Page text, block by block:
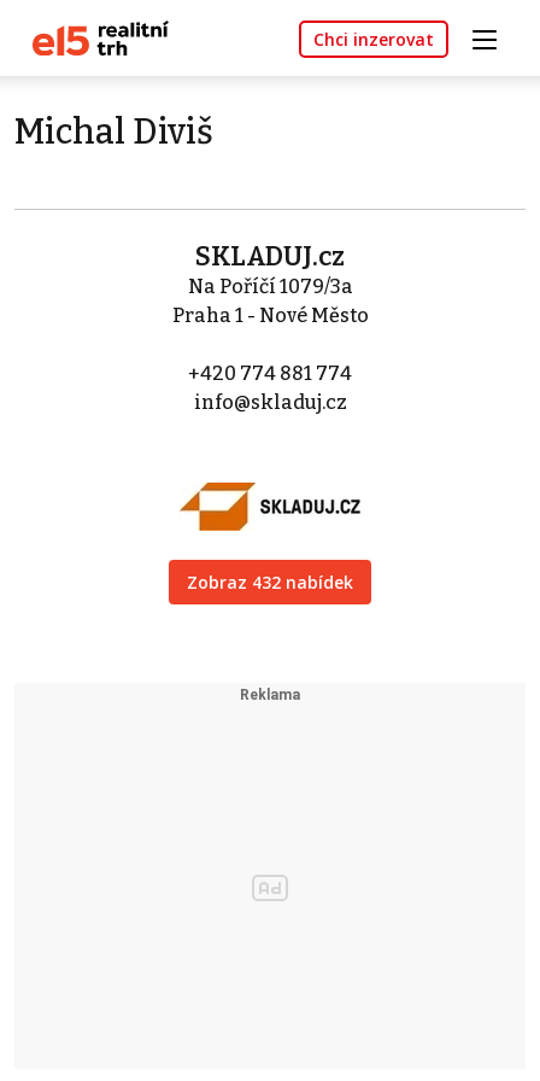
Chci inzerovat
Michal Diviš
SKLADUJ.cz
Na Poříčí 1079/3a
Praha 1 - Nové Město
+420 774 881 774
info@skladuj.cz
Zobraz 432 nabídek